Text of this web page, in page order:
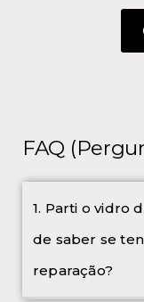
FAQ
1. Parti o vidro
de saber se
reparação?